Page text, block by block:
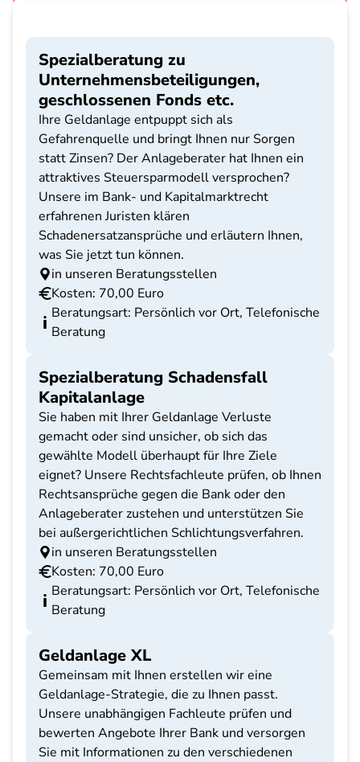
Spezialberatung zu
Unternehmensbeteiligungen,
geschlossenen Fonds etc.
Ihre Geldanlage entpuppt sich als
Gefahrenquelle und bringt Ihnen nur Sorgen
statt Zinsen? Der Anlageberater hat Ihnen ein
attraktives Steuersparmodell versprochen?
Unsere im Bank- und Kapitalmarktrecht
erfahrenen Juristen klären
Schadenersatzansprüche und erläutern Ihnen,
was Sie jetzt tun können.
in unseren Beratungsstellen
Kosten: 70,00 Euro
Beratungsart: Persönlich vor Ort, Telefonische
Beratung
Spezialberatung Schadensfall
Kapitalanlage
Sie haben mit Ihrer Geldanlage Verluste
gemacht oder sind unsicher, ob sich das
gewählte Modell überhaupt für Ihre Ziele
eignet? Unsere Rechtsfachleute prüfen, ob Ihnen
Rechtsansprüche gegen die Bank oder den
Anlageberater zustehen und unterstützen Sie
bei außergerichtlichen Schlichtungsverfahren.
in unseren Beratungsstellen
Kosten: 70,00 Euro
Beratungsart: Persönlich vor Ort, Telefonische
Beratung
Geldanlage XL
Gemeinsam mit Ihnen erstellen wir eine
Geldanlage-Strategie, die zu Ihnen passt.
Unsere unabhängigen Fachleute prüfen und
bewerten Angebote Ihrer Bank und versorgen
Sie mit Informationen zu den verschiedenen